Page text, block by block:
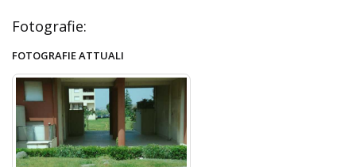
Fotografie:
FOTOGRAFIE ATTUALI